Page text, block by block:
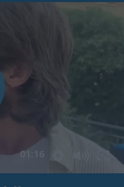
01:16